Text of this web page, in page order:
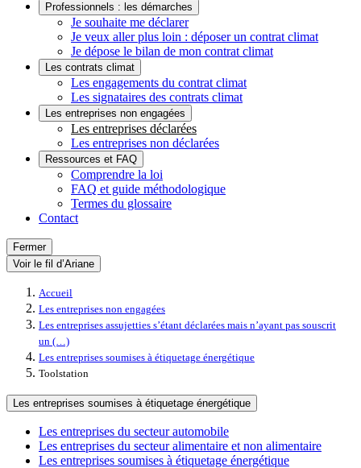
Professionnels : les démarches
Je souhaite me déclarer
Je veux aller plus loin : déposer un contrat climat
Je dépose le bilan de mon contrat climat
Les contrats climat
Les engagements du contrat climat
Les signataires des contrats climat
Les entreprises non engagées
Les entreprises déclarées
Les entreprises non déclarées
Ressources et FAQ
Comprendre la loi
FAQ et guide méthodologique
Termes du glossaire
Contact
Fermer
Voir le fil d’Ariane
Accueil
Les entreprises non engagées
Les entreprises assujetties s’étant déclarées mais n’ayant pas souscrit
un (…)
Les entreprises soumises à étiquetage énergétique
Toolstation
Les entreprises soumises à étiquetage énergétique
Les entreprises du secteur automobile
Les entreprises du secteur alimentaire et non alimentaire
Les entreprises soumises à étiquetage énergétique